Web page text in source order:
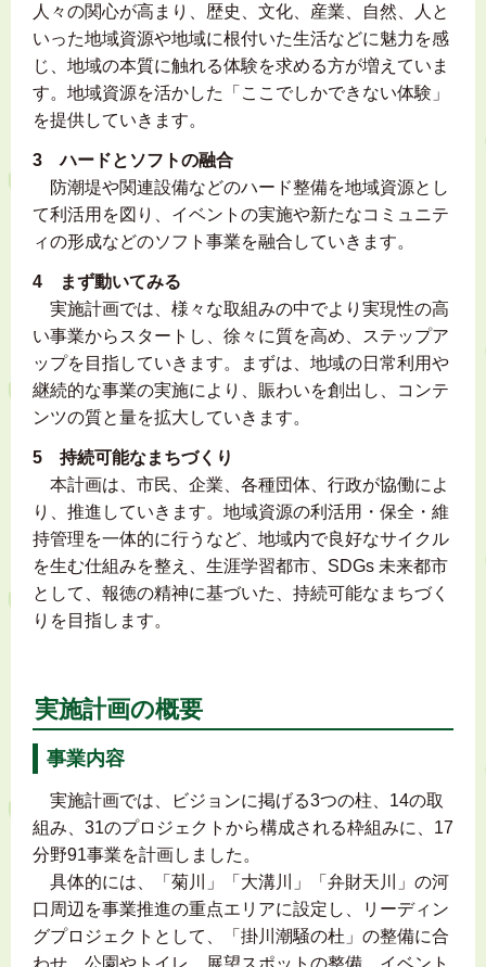
人々の関心が高まり、歴史、文化、産業、自然、人と
いった地域資源や地域に根付いた生活などに魅力を感
じ、地域の本質に触れる体験を求める方が増えていま
す。地域資源を活かした「ここでしかできない体験」
を提供していきます。
3 ハードとソフトの融合
防潮堤や関連設備などのハード整備を地域資源とし
て利活用を図り、イベントの実施や新たなコミュニテ
ィの形成などのソフト事業を融合していきます。
4 まず動いてみる
実施計画では、様々な取組みの中でより実現性の高
い事業からスタートし、徐々に質を高め、ステップア
ップを目指していきます。まずは、地域の日常利用や
継続的な事業の実施により、賑わいを創出し、コンテ
ンツの質と量を拡大していきます。
5 持続可能なまちづくり
本計画は、市民、企業、各種団体、行政が協働によ
り、推進していきます。地域資源の利活用・保全・維
持管理を一体的に行うなど、地域内で良好なサイクル
を生む仕組みを整え、生涯学習都市、SDGs 未来都市
として、報徳の精神に基づいた、持続可能なまちづく
りを目指します。
実施計画の概要
事業内容
実施計画では、ビジョンに掲げる3つの柱、14の取
組み、31のプロジェクトから構成される枠組みに、17
分野91事業を計画しました。
具体的には、「菊川」「大溝川」「弁財天川」の河
口周辺を事業推進の重点エリアに設定し、リーディン
グプロジェクトとして、「掛川潮騒の杜」の整備に合
わせ、公園やトイレ、展望スポットの整備、イベント